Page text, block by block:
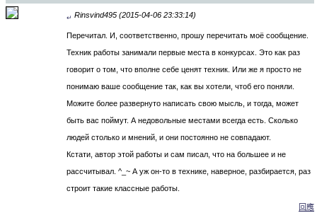
↵ Rinsvind495 (2015-04-06 23:33:14)
Перечитал. И, соответственно, прошу перечитать моё сообщение.
Техник работы занимали первые места в конкурсах. Это как раз
говорит о том, что вполне себе ценят техник. Или же я просто не
понимаю ваше сообщение так, как вы хотели, чтоб его поняли.
Можите более развернуто написать свою мысль, и тогда, может
быть вас поймут. А недовольные местами всегда есть. Сколько
людей столько и мнений, и они постоянно не совпадают.
Кстати, автор этой работы и сам писал, что на большее и не
рассчитывал. ^_~ А уж он-то в технике, наверное, разбирается, раз
строит такие классные работы.
回應